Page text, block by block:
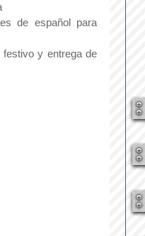
de español para
y entrega de